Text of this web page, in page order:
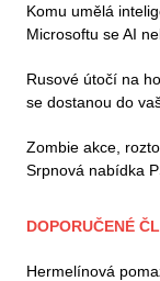
Komu umělá
Microsoftu se AI
Rusové útočí na
se dostanou do
Zombie akce,
Srpnová nabídka
DOPORUČENÉ
Hermelínová